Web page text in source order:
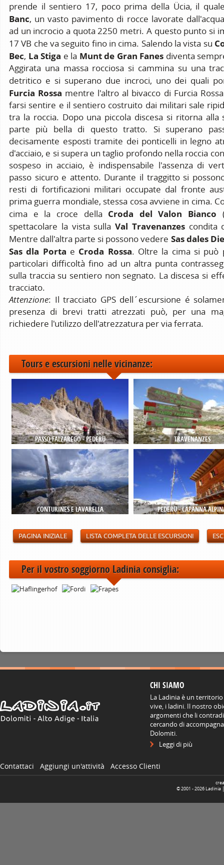
prende il sentiero 17, poco prima della Ücia, il
Banc, un vasto pavimento di rocce lavorate
ad un incrocio a quota 2250 metri. A questo punto si
17 VB che va seguito fino in cima. Salendo la vista su
Bec, La Stiga e la Munt de Gran Fanes diventa
Aggirata una massa rocciosa si cammina su una
detritico e si superano due incroci, uno dei quali
Furcia Rossa mentre l'altro al bivacco di Furcia
farsi sentire e il sentiero costruito dai militari sale
tra la roccia. Dopo una piccola discesa si ritorna alla
parte più bella di questo tratto. Si superano
decisamente esposti tramite dei ponticelli in legno
d'acciaio, e si supera un taglio profondo nella roccia
sospeso in acciaio, è indispensabile l'assenza di
passo sicuro e attento. Durante il traggitto si
resti di fortificazioni militari occupate dal fronte
prima guerra mondiale, stessa cosa avviene in cima.
cima e la croce della Croda del Valon Bianco
spettacolare la vista sullaVal Travenanzescondita
Mentre dall'altra parte si possono vedere Sas dales
Sas dla Porta e Croda Rossa. Oltre la cima si può
particolari difficoltà fino ad un altra punta
sulla traccia su sentiero non segnato. La discesa si
tracciato.
Attenzione: Il tracciato GPS dell´escursione é
presenza di brevi tratti atrezzati può, per una
richiedere l'utilizzo dell'atrezzatura per via ferrata.
Tours e escursioni nelle vicinanze:
PASSO FALZAREGO - PEDERÜ TRAVENANZES
CONTURINES E LAVARELLA PEDERÜ - CAPANNA
PAGINA INIZIALE LISTA COMPLETA DELLE ESCURSIONI
Per il vostro soggiorno Ladinia consiglia:
CHI SIAMO
La Ladinia è un
vive, i ladini. Il nostro
argomenti che li
cercando di
Dolomiti.
Leggi di più
Contattaci Aggiungi un'attività Accesso Clienti
© 2001 -2026 Ladinia